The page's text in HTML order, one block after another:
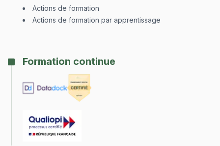
Actions de formation
Actions de formation par apprentissage
Formation continue